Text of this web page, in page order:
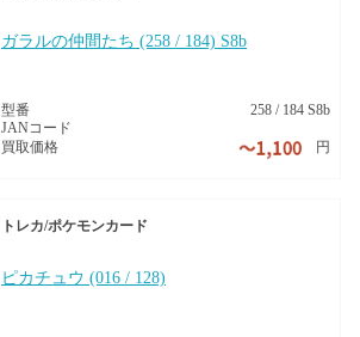
ガラルの仲間たち (258 / 184) S8b
型番
258 / 184 S8b
JANコード
買取価格
円
トレカ/ポケモンカード
ピカチュウ (016 / 128)